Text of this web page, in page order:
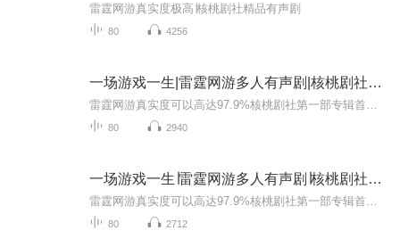
雷霆网游真实度极高∣核桃剧社精品有声剧
80 4256
一场游戏一生|雷霆网游多人有声剧|核桃剧社制作
80 2940
一场游戏一生∣雷霆网游多人有声剧∣核桃剧社制作
80 2712